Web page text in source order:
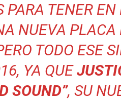
PARA TENER EN
NUEVA PLACA
TODO ESE
YA QUE
SOUND”, SU